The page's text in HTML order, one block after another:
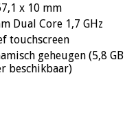
x 10 mm
Dual Core 1,7 GHz
touchscreen
geheugen (5,8 GB
beschikbaar)